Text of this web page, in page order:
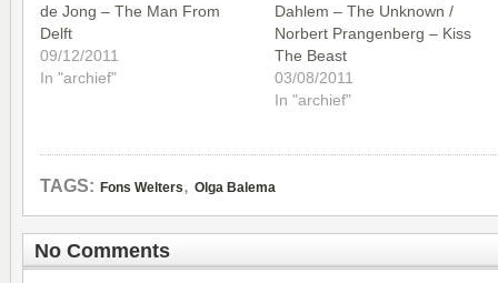
de Jong – The Man From
Delft
09/12/2011
In "archief"
Dahlem – The Unknown /
Norbert Prangenberg – Kiss
The Beast
03/08/2011
In "archief"
TAGS: Fons Welters, Olga Balema
No Comments